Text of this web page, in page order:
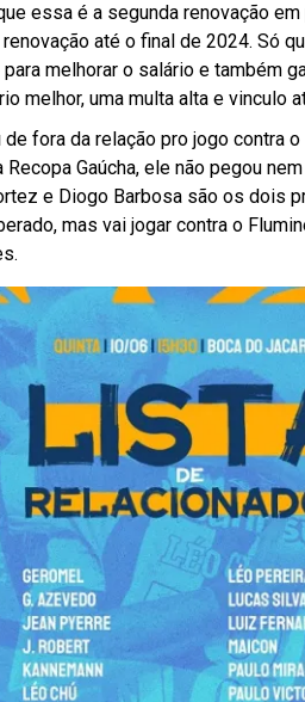
essa é a segunda renovação
até o final de 2024. Só
melhorar o salário e também
melhor, uma multa alta e vinculo
fora da relação pro jogo contra
Recopa Gaúcha, ele não pegou
e Diogo Barbosa são os dois
mas vai jogar contra o